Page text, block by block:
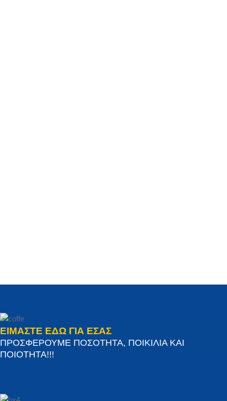
ΕΙΜΑΣΤΕ ΕΔΩ ΓΙΑ ΕΣΑΣ
ΠΡΟΣΦΕΡΟΥΜΕ ΠΟΣΟΤΗΤΑ, ΠΟΙΚΙΛΙΑ ΚΑΙ
ΠΟΙΟΤΗΤΑ!!!